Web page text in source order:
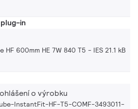
in
HF 600mm HE 7W 840 T5 IES 21.1 kB
o výrobku
InstantFit-HF-T5-COMF-3493011-